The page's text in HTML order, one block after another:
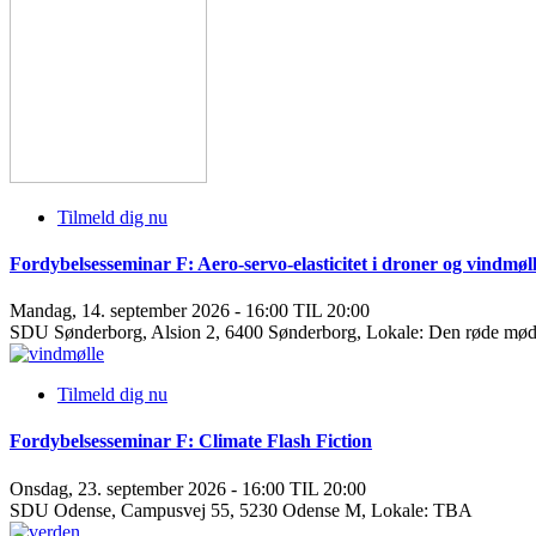
Tilmeld dig nu
Fordybelsesseminar F: Aero-servo-elasticitet i droner og
Mandag, 14. september 2026 - 16:00 TIL 20:00
SDU Sønderborg, Alsion 2, 6400 Sønderborg, Lokale: Den røde
Tilmeld dig nu
Fordybelsesseminar F: Climate Flash Fiction
Onsdag, 23. september 2026 - 16:00 TIL 20:00
SDU Odense, Campusvej 55, 5230 Odense M, Lokale: TBA